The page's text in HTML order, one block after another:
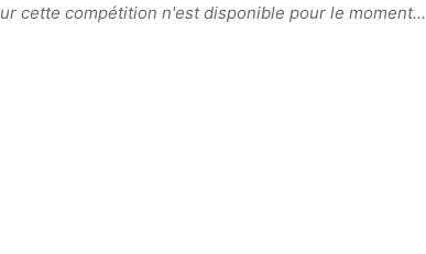
cette compétition n'est disponible pour le moment...